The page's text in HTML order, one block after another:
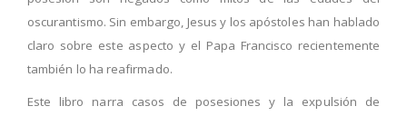
oscurantismo. Sin embargo, Jesus y los apóstoles han hablado
claro sobre este aspecto y el Papa Francisco recientemente
también lo ha reafirmado.
Este libro narra casos de posesiones y la expulsión de